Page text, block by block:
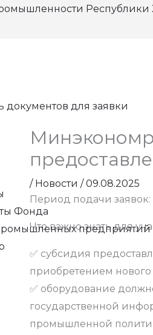
Республики
документов для заявки
Фонда
предприятий
/ Новости / 09.08.2025
Период подачи заявок:
Что важно знать для
✅ субсидия
приобретением
✅ оборудование
государственной
промышленной